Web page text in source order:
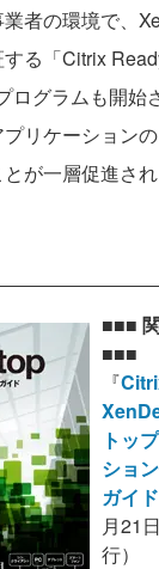
者の環境で、
る「Citrix
ログラムも開始
リケーション
が一層促進され
■■■
■■■
『
トッ
ショ
ガイド
月21
行）